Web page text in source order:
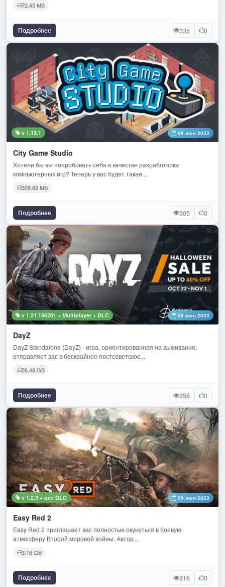
72.45 МВ
Подробнее 335 0
v 1.13.1 09 июн 2023
City Game Studio
Хотели бы вы попробовать себя в качестве разработчика
компьютерных игр? Теперь у вас будет такая...
309.82 MB
Подробнее 305 0
v 1.21.156201 + Multiplayer + DLC 09 июн 2023
DayZ
DayZ Standalone (DayZ) - игра, ориентированная на выживание,
отправляет вас в бескрайнее постсоветское...
26.48 GB
Подробнее 356 0
v 1.2.3 + все DLC 09 июн 2023
Easy Red 2
Easy Red 2 приглашает вас полностью окунуться в боевую
атмосферу Второй мировой войны. Автор...
3.16 GB
Подробнее 316 0